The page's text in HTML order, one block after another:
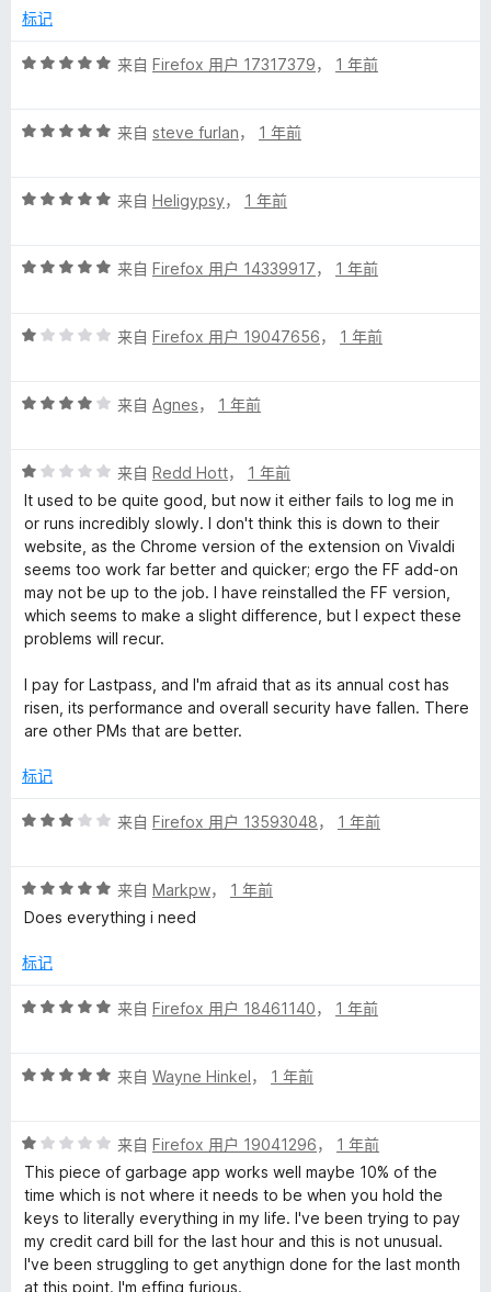
g
e
r
评
价
标记
评
/
来自 Firefox 用户 17317379， 1 年前
评
/
来自 steve furlan， 1 年前
评
/
来自 Heligypsy， 1 年前
评
/
来自 Firefox 用户 14339917， 1 年前
评
/
来自 Firefox 用户 19047656， 1 年前
评
/
5
来自 Agnes， 1 年前
评
分
1
/
5
来自 Redd Hott， 1 年前
It used to be quite good, but now it either fails to log me in
or runs incredibly slowly. I don't think this is down to their
website, as the Chrome version of the extension on Vivaldi
seems too work far better and quicker; ergo the FF add-on
may not be up to the job. I have reinstalled the FF version,
which seems to make a slight difference, but I expect these
problems will recur.
I pay for Lastpass, and I'm afraid that as its annual cost has
risen, its performance and overall security have fallen. There
are other PMs that are better.
标记
评
/
5
来自 Firefox 用户 13593048， 1 年前
评
分
/
来自 Markpw， 1 年前
Does everything i need
标记
评
/
来自 Firefox 用户 18461140， 1 年前
评
/
5
来自 Wayne Hinkel， 1 年前
评
分
1
/
5
来自 Firefox 用户 19041296， 1 年前
This piece of garbage app works well maybe 10% of the
time which is not where it needs to be when you hold the
keys to literally everything in my life. I've been trying to pay
my credit card bill for the last hour and this is not unusual.
I've been struggling to get anythign done for the last month
at this point. I'm effing furious.